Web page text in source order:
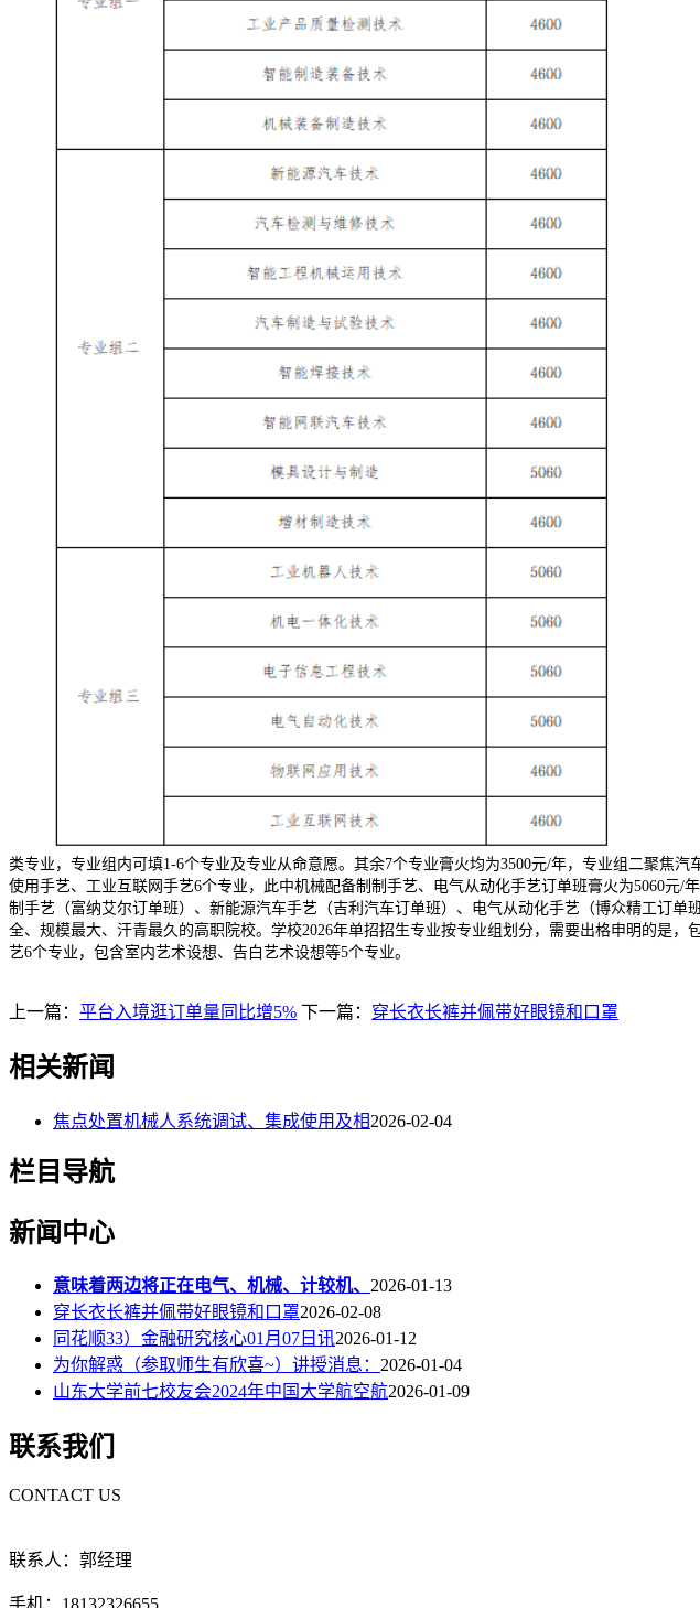
类专业，专业组内可填1-6个专业及专业从命意愿。其余7个专业膏火均为3500元/年，专业组二聚焦
使用手艺、工业互联网手艺6个专业，此中机械配备制制手艺、电气从动化手艺订单班膏火为5060
制手艺（富纳艾尔订单班）、新能源汽车手艺（吉利汽车订单班）、电气从动化手艺（博众精工订
全、规模最大、汗青最久的高职院校。学校2026年单招招生专业按专业组划分，需要出格申明的是
艺6个专业，包含室内艺术设想、告白艺术设想等5个专业。
上一篇： 平台入境逛订单量同比增5% 下一篇： 穿长衣长裤并佩带好眼镜和口罩
相关新闻
焦点处置机械人系统调试、集成使用及相2026-02-04
栏目导航
新闻中心
意味着两边将正在电气、机械、计较机、 2026-01-13
穿长衣长裤并佩带好眼镜和口罩2026-02-08
同花顺33）金融研究核心01月07日讯2026-01-12
为你解惑（参取师生有欣喜~）讲授消息： 2026-01-04
山东大学前七校友会2024年中国大学航空航2026-01-09
联系我们
CONTACT US
联系人：郭经理